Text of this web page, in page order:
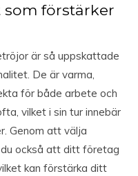
förstärker
är så uppskattade
De är varma,
för både arbete och
vilket i sin tur innebär
Genom att välja
också att ditt företag
kan förstärka ditt